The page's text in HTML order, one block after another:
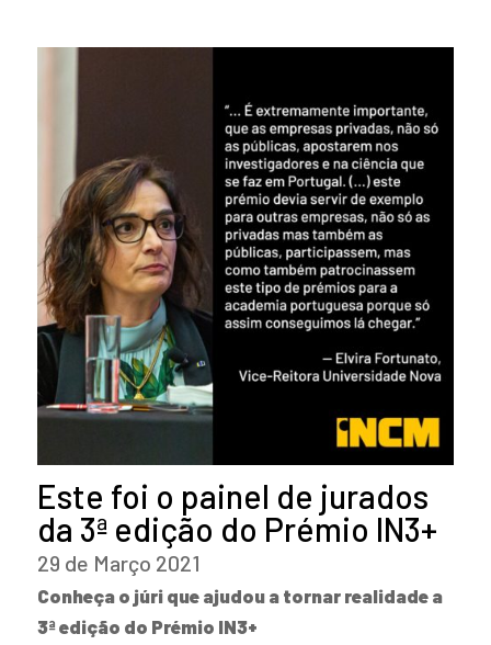
Este foi o painel de jurados
da 3ª edição do Prémio IN3+
29 de Março 2021
Conheça o júri que ajudou a tornar realidade a
3ª edição do Prémio IN3+